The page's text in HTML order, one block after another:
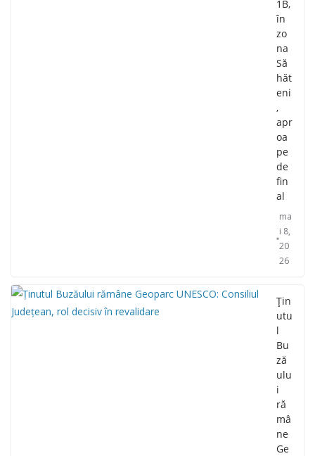
1B,
în
zo
na
Să
hăt
eni
,
apr
oa
pe
de
fin
al
ma
i 8,
20
26
Țin
utu
l
Bu
ză
ulu
i
ră
mâ
ne
Ge